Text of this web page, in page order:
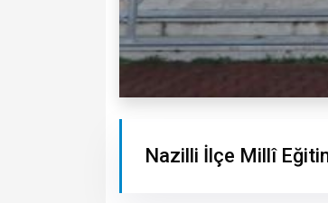
Nazilli İlçe Millî